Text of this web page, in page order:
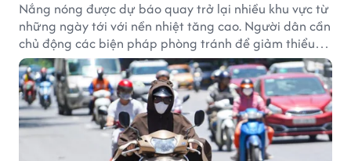
Nắng nóng được dự báo quay trở lại nhiều khu vực từ
những ngày tới với nền nhiệt tăng cao. Người dân cần
chủ động các biện pháp phòng tránh để giảm thiểu
tác động của thời tiết cực đoan.